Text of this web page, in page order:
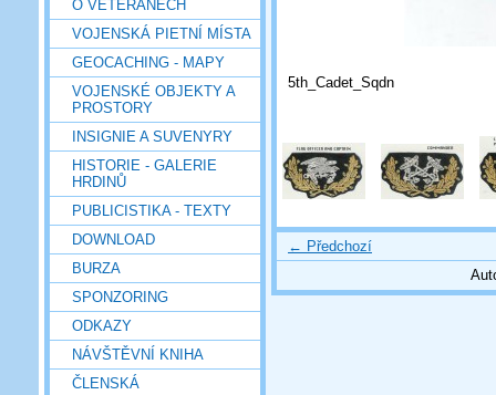
O VETERÁNECH
VOJENSKÁ PIETNÍ MÍSTA
GEOCACHING - MAPY
VOJENSKÉ OBJEKTY A
PROSTORY
INSIGNIE A SUVENYRY
HISTORIE - GALERIE
HRDINŮ
PUBLICISTIKA - TEXTY
DOWNLOAD
BURZA
SPONZORING
ODKAZY
NÁVŠTĚVNÍ KNIHA
ČLENSKÁ
5th_Cadet_Sqdn
← Předchozí